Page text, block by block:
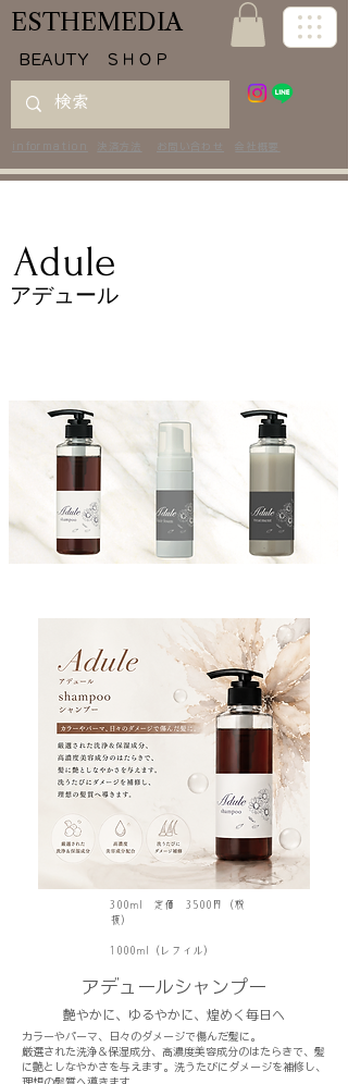
ESTHEMEDIA
​BEAUTY ＳＨＯＰ
information 決済方法 お問い合わせ 会社概要
Adule
アデュール
300ml 定価 3500円（税
抜）
1000ml（レフィル）
アデュールシャンプー
艶やかに、ゆるやかに、煌めく毎日へ
カラーやパーマ、日々のダメージで傷んだ髪に。
厳選された洗浄&保湿成分、高濃度美容成分のはたらきで、髪
に艶としなやかさを与えます。洗うたびにダメージを補修し、
理想の髪質へ導きます